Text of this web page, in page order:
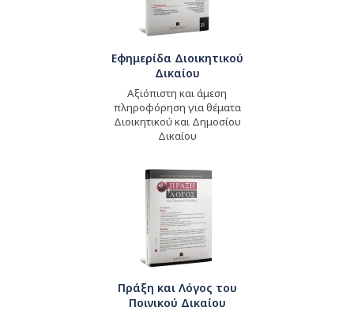
Εφημερίδα Διοικητικού
Δικαίου
Αξιόπιστη και άμεση
πληροφόρηση για θέματα
Διοικητικού και Δημοσίου
Δικαίου
Πράξη και Λόγος του
Ποινικού Δικαίου